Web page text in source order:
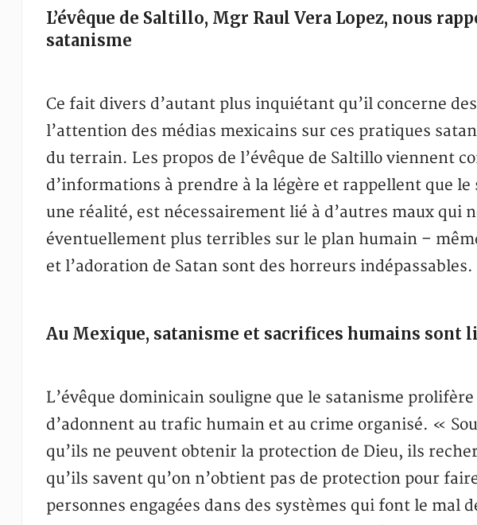
L’évêque de Saltillo, Mgr Raul Vera Lopez, nous
satanisme
Ce fait divers d’autant plus inquiétant qu’il concerne
l’attention des médias mexicains sur ces pratiques
du terrain. Les propos de l’évêque de Saltillo viennent
d’informations à prendre à la légère et rappellent que
une réalité, est nécessairement lié à d’autres maux qui
éventuellement plus terribles sur le plan humain –
et l’adoration de Satan sont des horreurs indépassables.
Au Mexique, satanisme et sacrifices humains sont
L’évêque dominicain souligne que le satanisme
d’adonnent au trafic humain et au crime organisé. «
qu’ils ne peuvent obtenir la protection de Dieu, ils
qu’ils savent qu’on n’obtient pas de protection pour
personnes engagées dans des systèmes qui font le mal